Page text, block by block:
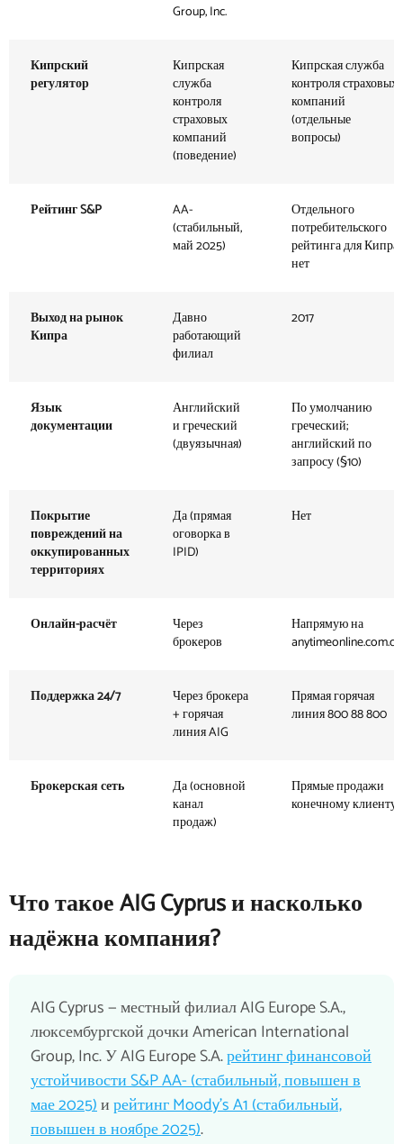
Group, Inc.
Кипрский
регулятор
Кипрская
служба
контроля
страховых
компаний
(поведение)
Кипрская служба
контроля страховых
компаний
(отдельные
вопросы)
Рейтинг S&P
AA-
(стабильный,
май 2025)
Отдельного
потребительского
рейтинга для Кипра
нет
Выход на рынок
Кипра
Давно
работающий
филиал
2017
Язык
документации
Английский
и греческий
(двуязычная)
По умолчанию
греческий;
английский по
запросу (§10)
Покрытие
повреждений на
оккупированных
территориях
Да (прямая
оговорка в
IPID)
Нет
Онлайн-расчёт
Через
брокеров
Напрямую на
anytimeonline.com.cy
Поддержка 24/7
Через брокера
+ горячая
линия AIG
Прямая горячая
линия 800 88 800
Брокерская сеть
Да (основной
канал
продаж)
Прямые продажи
конечному клиенту
Что такое AIG Cyprus и насколько
надёжна компания?
AIG Cyprus — местный филиал AIG Europe S.A.,
люксембургской дочки American International
Group, Inc. У AIG Europe S.A.рейтинг финансовой
устойчивости S&P AA- (стабильный, повышен в
мае 2025)ирейтинг Moody's A1 (стабильный,
повышен в ноябре 2025).